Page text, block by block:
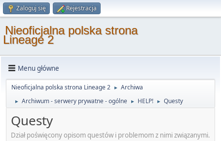
Zaloguj się Rejestracja
Nieoficjalna polska strona
Lineage 2
Menu główne
Nieoficjalna polska strona Lineage 2 ► Archiwa
► Archiwum - serwery prywatne - ogólne ► HELP! ► Questy
Questy
Dział poświęcony opisom questów i problemom z nimi związanymi.